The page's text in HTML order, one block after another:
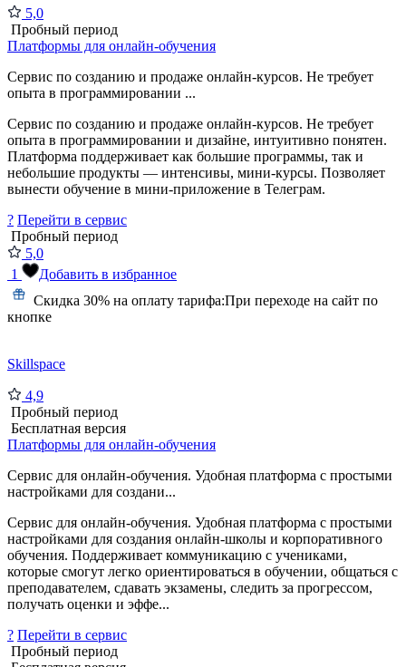
5,0
Пробный период
Платформы для онлайн-обучения
Сервис по созданию и продаже онлайн-курсов. Не требует
опыта в программировании ...
Сервис по созданию и продаже онлайн-курсов. Не требует
опыта в программировании и дизайне, интуитивно понятен.
Платформа поддерживает как большие программы, так и
небольшие продукты — интенсивы, мини-курсы. Позволяет
вынести обучение в мини-приложение в Телеграм.
? Перейти в сервис
Пробный период
5,0
1
Добавить в избранное
Скидка 30% на оплату тарифа:При переходе на сайт по
кнопке
Skillspace
4,9
Пробный период
Бесплатная версия
Платформы для онлайн-обучения
Сервис для онлайн-обучения. Удобная платформа с простыми
настройками для создани...
Сервис для онлайн-обучения. Удобная платформа с простыми
настройками для создания онлайн-школы и корпоративного
обучения. Поддерживает коммуникацию с учениками,
которые смогут легко ориентироваться в обучении, общаться с
преподавателем, сдавать экзамены, следить за прогрессом,
получать оценки и эффе...
? Перейти в сервис
Пробный период